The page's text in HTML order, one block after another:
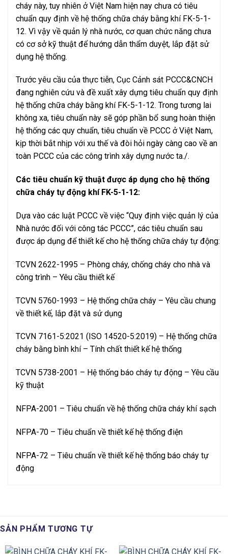
cháy này, tuy nhiên ở Việt Nam hiện nay chưa có tiêu
chuẩn quy định về hệ thống chữa cháy bằng khí FK-5-1-
12. Vì vậy về quản lý nhà nước, cơ quan chức năng chưa
có cơ sở kỹ thuật để hướng dẫn thẩm duyệt, lắp đặt sử
dụng hệ thống.
Trước yêu cầu của thực tiễn, Cục Cảnh sát PCCC&CNCH
đang nghiên cứu và đề xuất xây dựng tiêu chuẩn quy định
hệ thống chữa cháy bằng khí FK-5-1-12. Trong tương lai
không xa, tiêu chuẩn này sẽ góp phần bổ sung hoàn thiện
hệ thống các quy chuẩn, tiêu chuẩn về PCCC ở Việt Nam,
kịp thời bắt nhịp với xu thế và đòi hỏi ngày càng cao về an
toàn PCCC của các công trình xây dựng nước ta./.
Các tiêu chuẩn kỹ thuật được áp dụng cho hệ thống
chữa cháy tự động khí FK-5-1-12:
Dựa vào các luật PCCC về việc “Quy định việc quản lý của
Nhà n­­ước đối với công tác PCCC”, các tiêu chuẩn sau
được áp dụng để thiết kế cho hệ thống chữa cháy tự động:
TCVN 2622-1995 – Phòng cháy, chống cháy cho nhà và
công trình – Yêu cầu thiết kế
TCVN 5760-1993 – Hệ thống chữa cháy – Yêu cầu chung
về thiết kế, lắp đặt và sử dụng
TCVN 7161-5:2021 (ISO 14520-5:2019) – Hệ thống chữa
cháy bằng bình khí – Tính chất thiết kế hệ thống
TCVN 5738-2001 – Hệ thống báo cháy tự động – Yêu cầu
kỹ thuật
NFPA-2001 – Tiêu chuẩn về hệ thống chữa cháy khí sạch
NFPA-70 – Tiêu chuẩn về thiết kế hệ thống điện
NFPA-72 – Tiêu chuẩn về thiết kế hệ thống báo cháy tự
động
SẢN PHẨM TƯƠNG TỰ